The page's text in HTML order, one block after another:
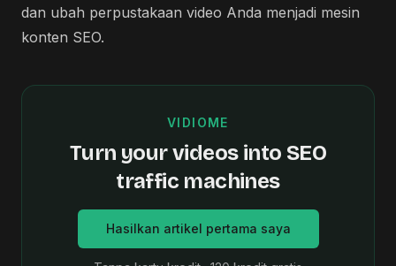
dan ubah perpustakaan video Anda menjadi mesin
konten SEO.
VIDIOME
Turn your videos into SEO
traffic machines
Hasilkan artikel pertama saya